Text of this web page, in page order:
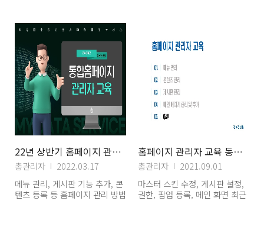
22년 상반기 홈페이지 관리자 교육
총관리자
2022.03.17
메뉴 관리, 게시판 기능 추가, 콘
텐츠 등록 등 홈페이지 관리 방법
홈페이지 관리자 교육 동영상 자료(5) 질문답변
총관리자
2021.09.01
마스터 스킨 수정, 게시판 설정,
권한, 팝업 등록, 메인 화면 최근